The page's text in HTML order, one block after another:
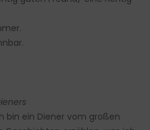
bin ein Diener vom großen